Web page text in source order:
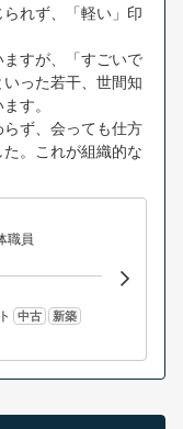
れず、「軽い」印
すが、「すごいで
った若干、世間知
す。
ず、会っても仕方
。これが組織的な
職員
中古 新築